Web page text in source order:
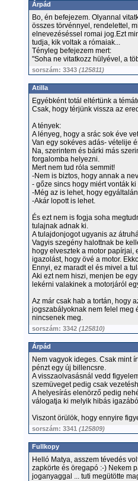
Árpád
Bo, én befejezem. Olyannal
összes törvénnyel, rendelettel,
elnevezéséssel romai jog.Ezt
tudja, kik voltak a rómaiak...
Tényleg befejezem mert:
"Soha ne vitatkozz hülyével, a
sorszám: 3343 (125811)
Atilla
Egyébként totál eltértünk a
Csak, hogy térjünk vissza az
A tények:
A lényeg, hogy a srác sok éve
Van egy sokéves adás- vételije
Na, szerintem és bárki más
forgalomba helyezni.
Mert nem tud róla semmit!
-Nem is biztos, hogy annak a
- gőze sincs hogy miért vonták
-Még az is lehet, hogy
-Akár lopott is lehet.
És ezt nem is fogja soha
tulajnak adnak ki.
A tulajdonjogot ugyanis az
Vagyis szegény halottnak be
hogy elvesztek a motor
igazolást, hogy övé a motor.
Ennyi, ez maradt el és mivel a
Aki ezt nem hiszi, menjen be
lekérni valakinek a motorjáról
Az már csak hab a tortán, hogy
jogszabályoknak nem felel meg
nincsenek meg.
sorszám: 3342 (125810)
Árpád
Nem vagyok ideges. Csak mint
pénzt egy új billencsre.
A visszaolvasásnál vedd
szemüveget pedig csak
A helyesírás elenörző pedig
válogatja ki melyik hibás
Viszont örülök, hogy ennyire
sorszám: 3341 (125809)
Fullkopy
Helló Matya, asszem tévedés
zapkörte és öregapó :-) Nekem
joganyaggal ... tuti megütötte